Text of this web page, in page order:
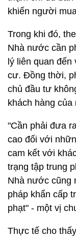
khiến người
Trong khi đó,
Nhà nước cần
lý liên quan
cư. Đồng thời,
chủ đầu tư
khách hàng của
"Cần phải đưa
cao đối với
cam kết với
trạng tập trung
Nhà nước cũng
pháp khẩn cấp
phạt" - một vị
Thực tế cho